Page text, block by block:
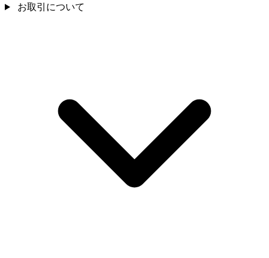
お取引について